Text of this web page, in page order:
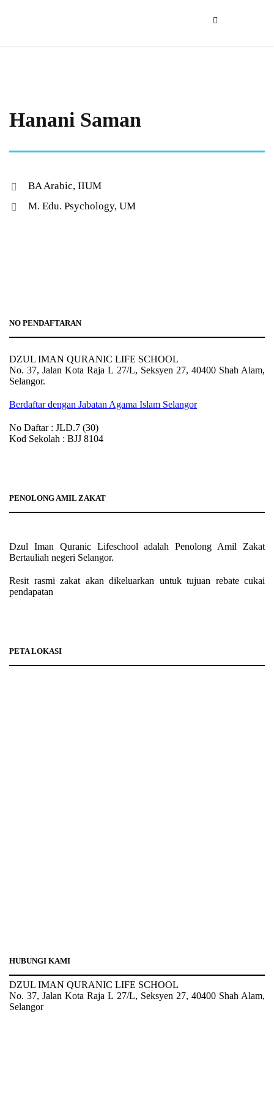
Hanani Saman
BA Arabic, IIUM
M. Edu. Psychology, UM
NO PENDAFTARAN
DZUL IMAN QURANIC LIFE SCHOOL
No. 37, Jalan Kota Raja L 27/L, Seksyen 27, 40400 Shah Alam,
Selangor.
Berdaftar dengan Jabatan Agama Islam Selangor
No Daftar : JLD.7 (30)
Kod Sekolah : BJJ 8104
PENOLONG AMIL ZAKAT
Dzul Iman Quranic Lifeschool adalah Penolong Amil Zakat
Bertauliah negeri Selangor.
Resit rasmi zakat akan dikeluarkan untuk tujuan rebate cukai
pendapatan
PETA LOKASI
HUBUNGI KAMI
DZUL IMAN QURANIC LIFE SCHOOL
No. 37, Jalan Kota Raja L 27/L, Seksyen 27, 40400 Shah Alam,
Selangor